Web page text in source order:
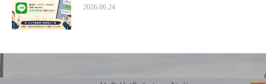
2026.06.24